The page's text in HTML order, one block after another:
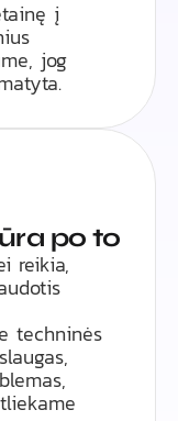
į
jog
po to
reikia,
techninės